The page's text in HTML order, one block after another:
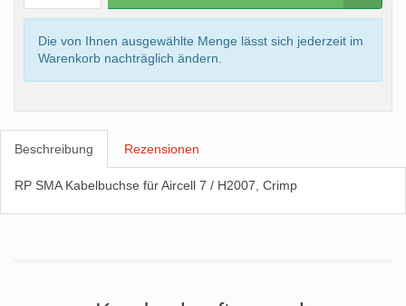
Die von Ihnen ausgewählte Menge lässt sich jederzeit im
Warenkorb nachträglich ändern.
Beschreibung Rezensionen
RP SMA Kabelbuchse für Aircell 7 / H2007, Crimp